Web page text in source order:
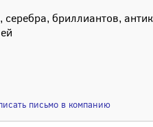
бриллиантов,
письмо в компанию